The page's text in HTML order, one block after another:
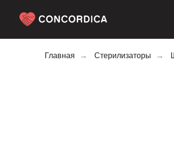
Главная → Стерилизаторы →